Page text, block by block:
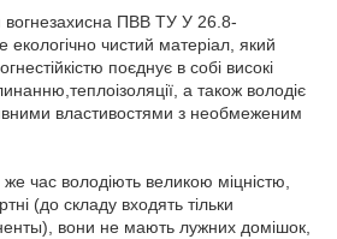
вогнезахисна ПВВ ТУ У 26.8-
чистий матеріал, який
поєднує в собі високі
а також володіє
властивостями з необмеженим
же час володіють великою міцністю,
(до складу входять тільки
вони не мають лужних домішок,